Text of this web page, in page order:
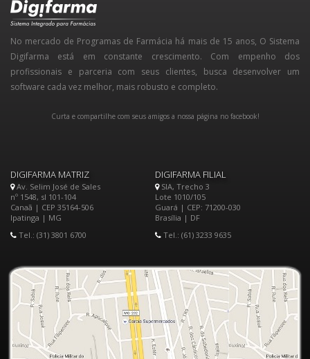
No mercado de Programas de Farmácia há mais de 15 anos, O Sistema
Digifarma está em constante crescimento. Com empenho dos
profissionais e parceria com seus clientes, busca desenvolver um
software cada vez melhor, mais robusto e completo.
Curta e compartilhe com seus amigos a nossa página no facebook!
DIGIFARMA MATRIZ
Av. Selim José de Sales
nº 1548, sl 101-104
Canaã | CEP 35164-506
Ipatinga | MG
Tel.: (31) 3801 6700
DIGIFARMA FILIAL
SIA, Trecho 3
Lote 1010/105
Guará | CEP: 71200-030
Brasília | DF
Tel.: (61) 3233 9635